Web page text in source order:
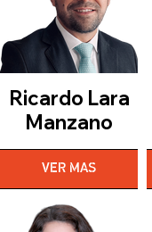
Ricardo Lara
Manzano
VER MAS